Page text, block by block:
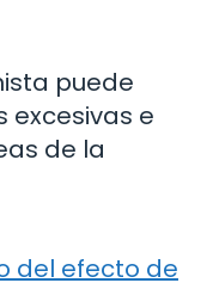
puede
excesivas e
de la
del efecto de